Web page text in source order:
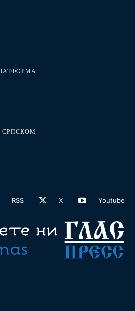
СРПСКОМ
RSS X Youtube